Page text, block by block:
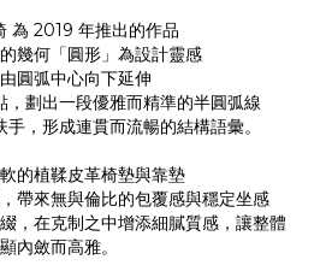
為 2019 年推出的作品
幾何「圓形」為設計靈感
圓弧中心向下延伸
，劃出一段優雅而精準的半圓弧線
，形成連貫而流暢的結構語彙。
的植鞣皮革椅墊與靠墊
帶來無與倫比的包覆感與穩定坐感
，在克制之中增添細膩質感，讓整體
內斂而高雅。